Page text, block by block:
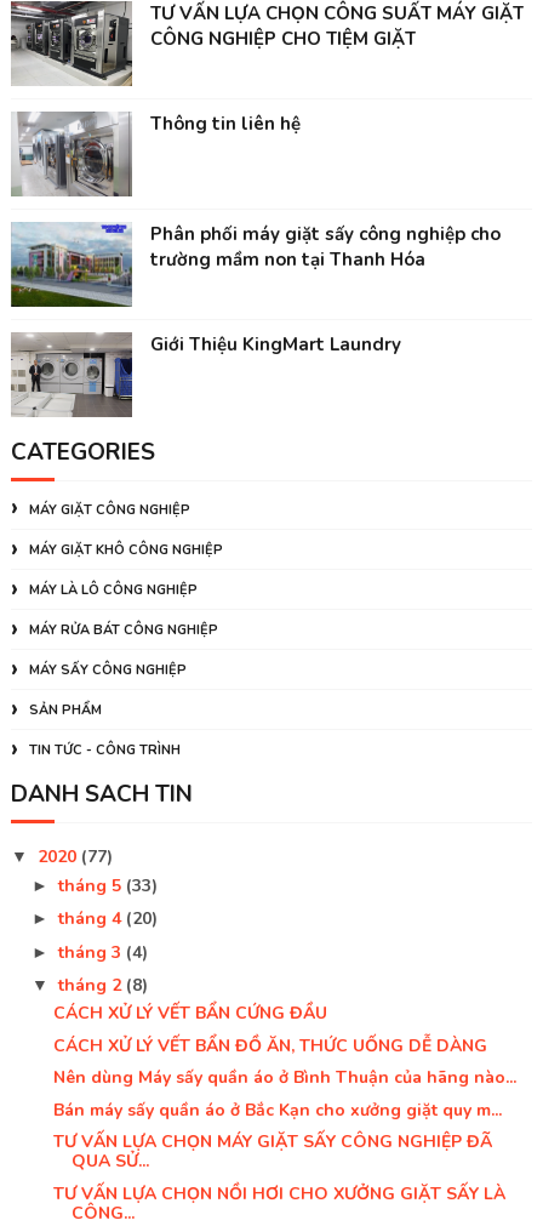
TƯ VẤN LỰA CHỌN CÔNG SUẤT MÁY GIẶT
CÔNG NGHIỆP CHO TIỆM GIẶT
Thông tin liên hệ
Phân phối máy giặt sấy công nghiệp cho
trường mầm non tại Thanh Hóa
Giới Thiệu KingMart Laundry
CATEGORIES
MÁY GIẶT CÔNG NGHIỆP
MÁY GIẶT KHÔ CÔNG NGHIỆP
MÁY LÀ LÔ CÔNG NGHIỆP
MÁY RỬA BÁT CÔNG NGHIỆP
MÁY SẤY CÔNG NGHIỆP
SẢN PHẨM
TIN TỨC - CÔNG TRÌNH
DANH SÁCH TIN
▼ 2020 (77)
►tháng 5 (33)
►tháng 4 (20)
►tháng 3 (4)
▼tháng 2 (8)
CÁCH XỬ LÝ VẾT BẨN CỨNG ĐẦU
CÁCH XỬ LÝ VẾT BẨN ĐỒ ĂN, THỨC UỐNG DỄ DÀNG
Nên dùng Máy sấy quần áo ở Bình Thuận của hãng nào...
Bán máy sấy quần áo ở Bắc Kạn cho xưởng giặt quy m...
TƯ VẤN LỰA CHỌN MÁY GIẶT SẤY CÔNG NGHIỆP ĐÃ
QUA SỬ...
TƯ VẤN LỰA CHỌN NỒI HƠI CHO XƯỞNG GIẶT SẤY LÀ
CÔNG...